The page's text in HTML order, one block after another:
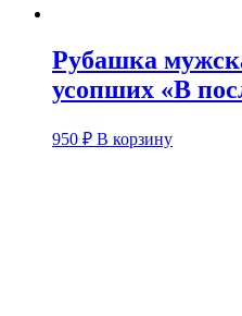
Рубашка
усопших «В
950 ₽ В корзину